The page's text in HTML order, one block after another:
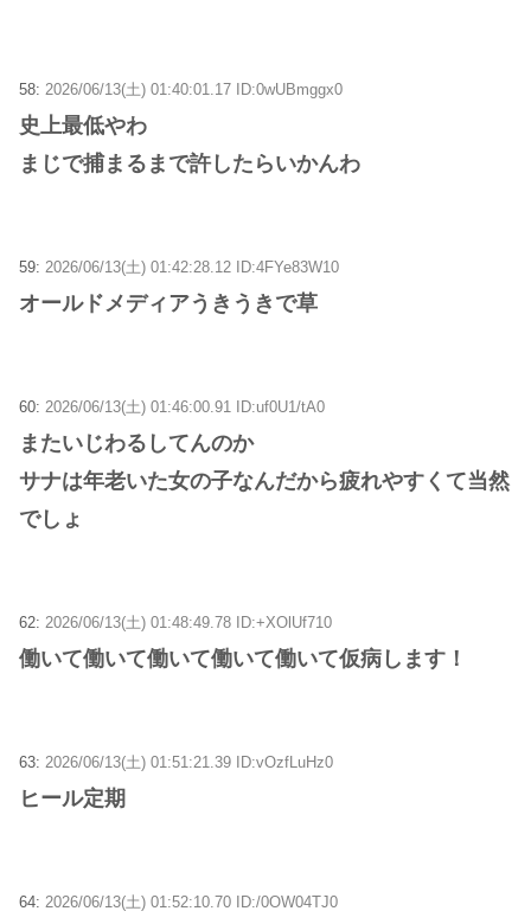
58: 2026/06/13(土) 01:40:01.17 ID:0wUBmggx0
史上最低やわ
まじで捕まるまで許したらいかんわ
59: 2026/06/13(土) 01:42:28.12 ID:4FYe83W10
オールドメディアうきうきで草
60: 2026/06/13(土) 01:46:00.91 ID:uf0U1/tA0
またいじわるしてんのか
サナは年老いた女の子なんだから疲れやすくて当然
でしょ
62: 2026/06/13(土) 01:48:49.78 ID:+XOlUf710
働いて働いて働いて働いて働いて仮病します！
63: 2026/06/13(土) 01:51:21.39 ID:vOzfLuHz0
ヒール定期
64: 2026/06/13(土) 01:52:10.70 ID:/0OW04TJ0